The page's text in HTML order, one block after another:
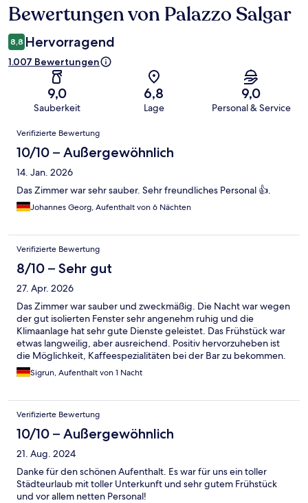
Bewertungen
Bewertungen von Palazzo Salgar
8,8 Hervorragend
1.007 Bewertungen
9,0
Sauberkeit
6,8
Lage
9,0
Personal & Service
Bewertungen
Verifizierte Bewertung
10/10 – Außergewöhnlich
14. Jan. 2026
Das Zimmer war sehr sauber. Sehr freundliches Personal 👍.
Johannes Georg, Aufenthalt von 6 Nächten
Verifizierte Bewertung
8/10 – Sehr gut
27. Apr. 2026
Das Zimmer war sauber und zweckmäßig. Die Nacht war wegen
der gut isolierten Fenster sehr angenehm ruhig und die
Klimaanlage hat sehr gute Dienste geleistet. Das Frühstück war
etwas langweilig, aber ausreichend. Positiv hervorzuheben ist
die Möglichkeit, Kaffeespezialitäten bei der Bar zu bekommen.
Viel leckerer, als aus dem Automaten beim Buffet.
Sigrun, Aufenthalt von 1 Nacht
Verifizierte Bewertung
10/10 – Außergewöhnlich
21. Aug. 2024
Danke für den schönen Aufenthalt. Es war für uns ein toller
Städteurlaub mit toller Unterkunft und sehr gutem Frühstück
und vor allem netten Personal!